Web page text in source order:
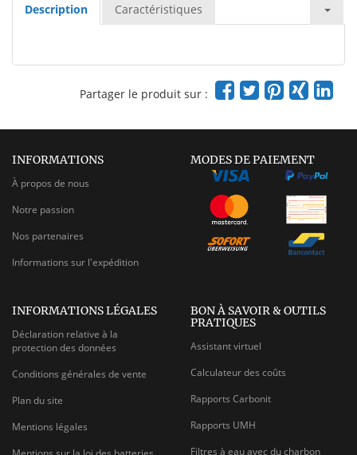
Description Caractéristiques
Partager le produit sur :
INFORMATIONS
À propos de nous
Notre passion
Nos partenaires
Informations sur l'expédition
MODES DE PAIEMENT
INFORMATIONS LÉGALES
Déclaration relative à la
protection des données
Conditions générales de vente
Plan du site
Mentions légales
BON À SAVOIR & OUTILS
PRATIQUES
Assistant virtuel
Calculateur des coûts
Rapports Carbonit
Rapports UMH
Filtres à eau avec du charbon